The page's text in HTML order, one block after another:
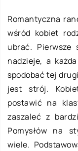
Romantyczna
wśród kobiet
ubrać. Pierwsze
nadzieje, a
spodobać tej
jest strój.
postawić na
zaszaleć z
Pomysłów na
wiele.